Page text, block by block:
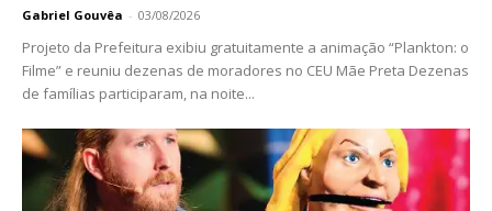
Gabriel Gouvêa - 03/08/2026
Projeto da Prefeitura exibiu gratuitamente a animação “Plankton: o
Filme” e reuniu dezenas de moradores no CEU Mãe Preta Dezenas
de famílias participaram, na noite...